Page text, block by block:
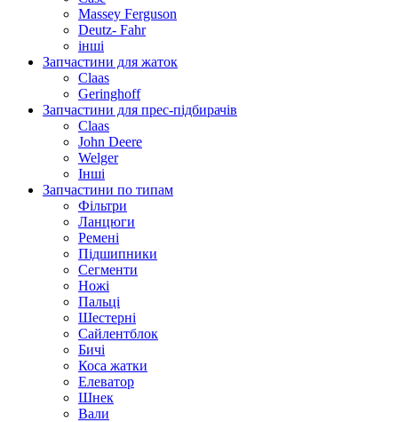
Massey Ferguson
Deutz- Fahr
інші
Запчастини для жаток
Claas
Geringhoff
Запчастини для прес-підбирачів
Claas
John Deere
Welger
Інші
Запчастини по типам
Фільтри
Ланцюги
Ремені
Підшипники
Сегменти
Ножі
Пальці
Шестерні
Сайлентблок
Бичі
Коса жатки
Елеватор
Шнек
Вали